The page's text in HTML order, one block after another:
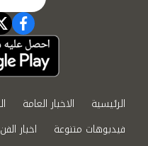
الرئيسية الاخبار العامة
فيديوهات متنوعة
اخبار الفن